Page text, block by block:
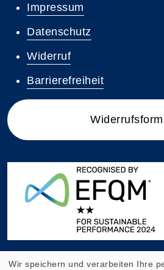
Impressum
Datenschutz
Widerruf
Barrierefreiheit
Wir speichern und verarbeiten Ihre